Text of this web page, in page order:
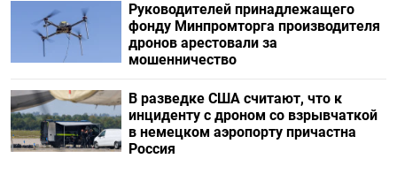
Руководителей принадлежащего
фонду Минпромторга производителя
дронов арестовали за
мошенничество
В разведке США считают, что к
инциденту с дроном со взрывчаткой
в немецком аэропорту причастна
Россия